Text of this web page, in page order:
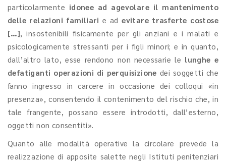
particolarmente idonee ad agevolare il mantenimento
delle relazioni familiarie adevitare trasferte costose
[…], insostenibili fisicamente per gli anziani e i malati e
psicologicamente stressanti per i figli minori; e in quanto,
dall’altro lato, esse rendono non necessarie le lunghe e
defatiganti operazioni di perquisizione dei soggetti che
fanno ingresso in carcere in occasione dei colloqui «in
presenza», consentendo il contenimento del rischio che, in
tale frangente, possano essere introdotti, dall’esterno,
oggetti non consentiti».
Quanto alle modalità operative la circolare prevede la
realizzazione di apposite salette negli Istituti penitenziari